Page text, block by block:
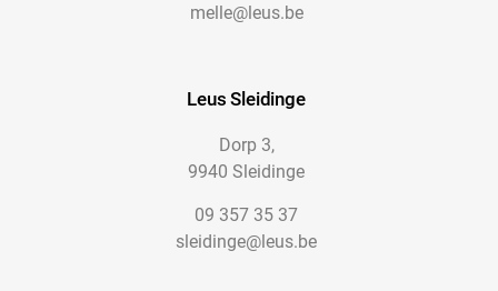
melle@leus.be
Leus Sleidinge
Dorp 3,
9940 Sleidinge
09 357 35 37
sleidinge@leus.be